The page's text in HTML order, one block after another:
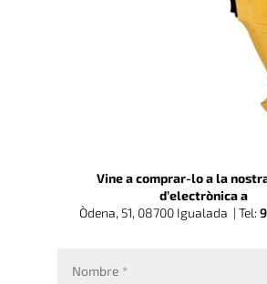
Vine a comprar-lo a la
d’electrònica a
Òdena, 51, 08700 Igualada | Tel: